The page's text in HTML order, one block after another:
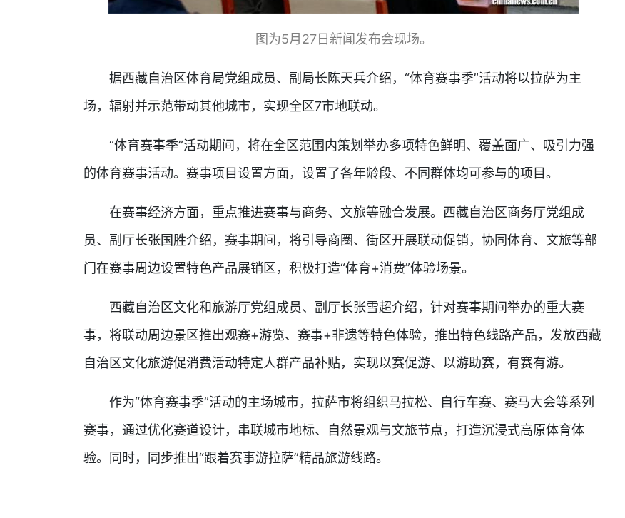
图为5月27日新闻发布会现场。
据西藏自治区体育局党组成员、副局长陈天兵介绍，“体育赛事季”活动将以拉萨为主
场，辐射并示范带动其他城市，实现全区7市地联动。
“体育赛事季”活动期间，将在全区范围内策划举办多项特色鲜明、覆盖面广、吸引力强
的体育赛事活动。赛事项目设置方面，设置了各年龄段、不同群体均可参与的项目。
在赛事经济方面，重点推进赛事与商务、文旅等融合发展。西藏自治区商务厅党组成
员、副厅长张国胜介绍，赛事期间，将引导商圈、街区开展联动促销，协同体育、文旅等部
门在赛事周边设置特色产品展销区，积极打造“体育+消费”体验场景。
西藏自治区文化和旅游厅党组成员、副厅长张雪超介绍，针对赛事期间举办的重大赛
事，将联动周边景区推出观赛+游览、赛事+非遗等特色体验，推出特色线路产品，发放西藏
自治区文化旅游促消费活动特定人群产品补贴，实现以赛促游、以游助赛，有赛有游。
作为“体育赛事季”活动的主场城市，拉萨市将组织马拉松、自行车赛、赛马大会等系列
赛事，通过优化赛道设计，串联城市地标、自然景观与文旅节点，打造沉浸式高原体育体
验。同时，同步推出“跟着赛事游拉萨”精品旅游线路。